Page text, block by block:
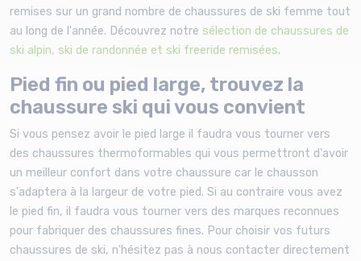
remises sur un grand nombre de chaussures de ski femme tout
au long de l'année. Découvrez notre sélection de chaussures de
ski alpin, ski de randonnée et ski freeride remisées.
Pied fin ou pied large, trouvez la
chaussure ski qui vous convient
Si vous pensez avoir le pied large il faudra vous tourner vers
des chaussures thermoformables qui vous permettront d'avoir
un meilleur confort dans votre chaussure car le chausson
s'adaptera à la largeur de votre pied. Si au contraire vous avez
le pied fin, il faudra vous tourner vers des marques reconnues
pour fabriquer des chaussures fines. Pour choisir vos futurs
chaussures de ski, n'hésitez pas à nous contacter directement